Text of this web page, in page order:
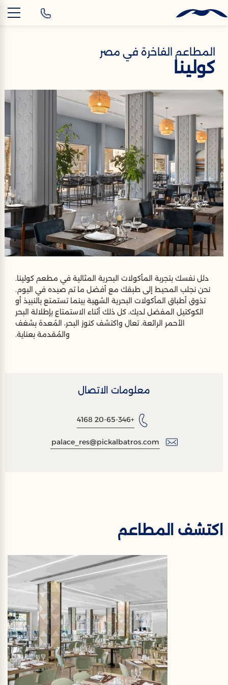
المطاعم الفاخرة في مصر
كولينا
دلل نفسك بتجربة المأكولات البحرية المثالية في مطعم كولينا.
نحن نجلب المحيط إلى طبقك مع أفضل ما تم صيده في اليوم.
تذوق أطباق المأكولات البحرية الشهية بينما تستمتع بالنبيذ أو
الكوكتيل المفضل لديك، كل ذلك أثناء الاستمتاع بإطلالة البحر
الأحمر الرائعة. تعال واكتشف كنوز البحر، المُعدة بشغف
والمُقدمة بعناية.
معلومات الاتصال
+20-65-346 4168
palace_res@pickalbatros.com
اكتشف المطاعم